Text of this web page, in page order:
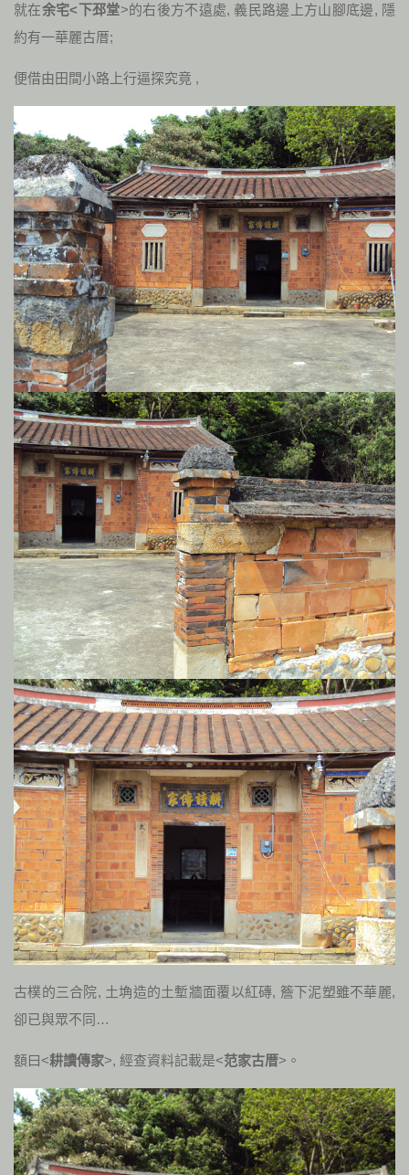
就在余宅<下邳堂>的右後方不遠處, 義民路邊上方山腳底邊, 隱
約有一華麗古厝;
便借由田間小路上行逼探究竟 ,
古樸的三合院, 土埆造的土塹牆面覆以紅磚, 簷下泥塑雖不華麗,
卻已與眾不同…
額曰<耕讀傳家>, 經查資料記載是<范家古厝>。